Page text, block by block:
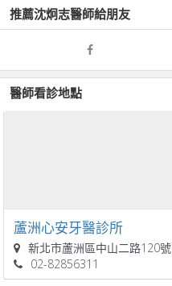
推薦沈炯志醫師給朋友
醫師看診地點
蘆洲心安牙醫診所
新北市蘆洲區中山二路120號
02-82856311